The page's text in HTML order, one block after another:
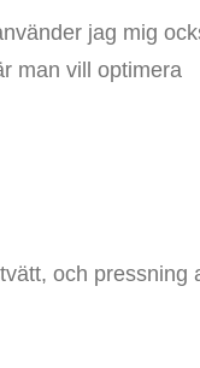
jag mig
man vill optimera
och pressning